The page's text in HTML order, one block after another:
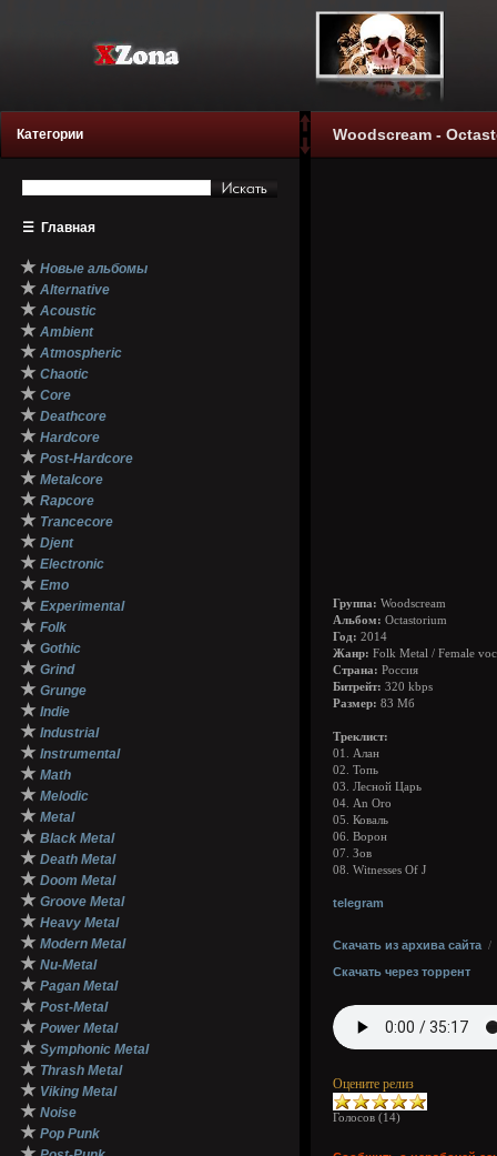
Категории
☰ Главная
★ Новые альбомы
★ Alternative
★ Acoustic
★ Ambient
★ Atmospheric
★ Chaotic
★ Core
★ Deathcore
★ Hardcore
★ Post-Hardcore
★ Metalcore
★ Rapcore
★ Trancecore
★ Djent
★ Electronic
★ Emo
★ Experimental
★ Folk
★ Gothic
★ Grind
★ Grunge
★ Indie
★ Industrial
★ Instrumental
★ Math
★ Melodic
★ Metal
★ Black Metal
★ Death Metal
★ Doom Metal
★ Groove Metal
★ Heavy Metal
★ Modern Metal
★ Nu-Metal
★ Pagan Metal
★ Post-Metal
★ Power Metal
★ Symphonic Metal
★ Thrash Metal
★ Viking Metal
★ Noise
★ Pop Punk
Woodscream -
Группа: Woodscream
Альбом: Octastorium
Год: 2014
Жанр: Folk Metal / Female
Страна: Россия
Битрейт: 320 kbps
Размер: 83 Мб
Треклист:
01. Алан
02. Топь
03. Лесной Царь
04. An Oro
05. Коваль
06. Ворон
07. Зов
08. Witnesses Of J
telegram
Скачать из архива сайта /
Скачать через торрент
Оцените релиз
Голосов (14)